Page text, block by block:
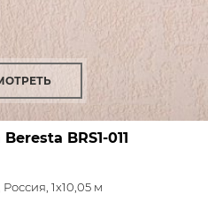
BRS1-011
Россия, 1x10,05 м